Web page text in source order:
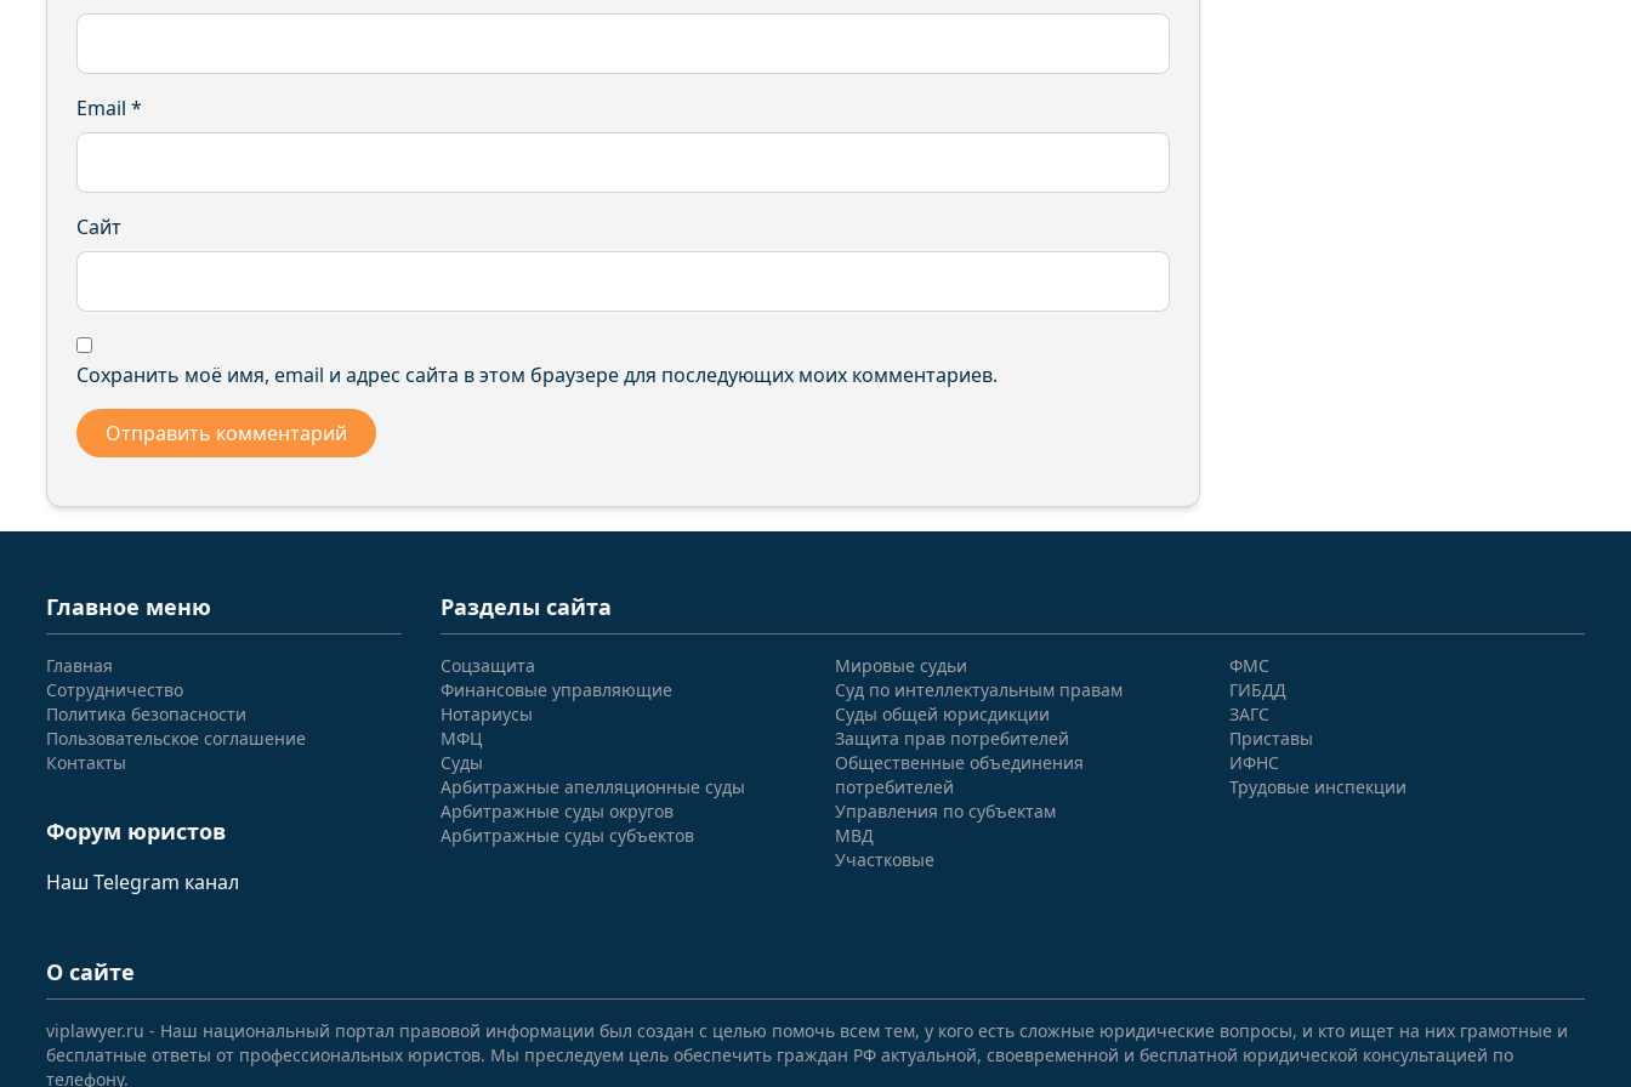
Email *
Сайт
Сохранить моё имя, email и адрес сайта в этом браузере для последующих моих комментариев.
Главное меню
Главная
Сотрудничество
Политика безопасности
Пользовательское соглашение
Контакты
Форум юристов
Наш Telegram канал
Разделы сайта
Соцзащита
Финансовые управляющие
Нотариусы
МФЦ
Суды
Арбитражные апелляционные суды
Арбитражные суды округов
Арбитражные суды субъектов
Мировые судьи
Суд по интеллектуальным правам
Суды общей юрисдикции
Защита прав потребителей
Общественные объединения
потребителей
Управления по субъектам
МВД
Участковые
ФМС
ГИБДД
ЗАГС
Приставы
ИФНС
Трудовые инспекции
О сайте
viplawyer.ru - Наш национальный портал правовой информации был создан с целью помочь всем тем, у кого есть сложные юридические вопросы, и кто ищет на них грамотные и
бесплатные ответы от профессиональных юристов. Мы преследуем цель обеспечить граждан РФ актуальной, своевременной и бесплатной юридической консультацией по
телефону.